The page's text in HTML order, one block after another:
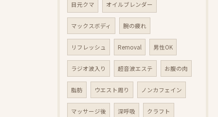
目元クマ オイルブレンダー
マックスボディ 腕の疲れ
リフレッシュ Removal 男性OK
ラジオ波入り 超音波エステ お腹の肉
脂肪 ウエスト周り ノンカフェイン
マッサージ後 深呼吸 クラフト